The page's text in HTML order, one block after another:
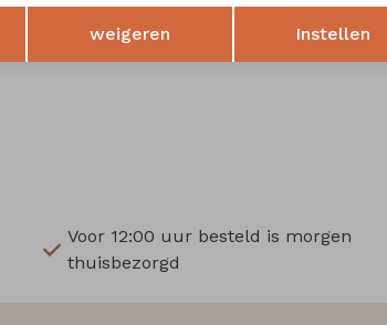
Voor 12:00 uur besteld is morgen
thuisbezorgd
Opslaan
weigeren Instellen